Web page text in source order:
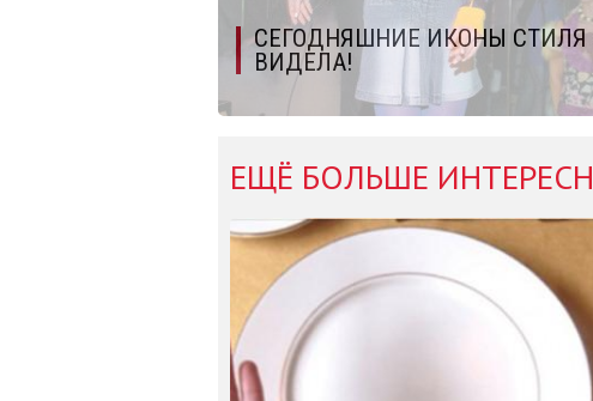
СЕГОДНЯШНИЕ ИКОНЫ
ВИДЕЛА!
ЕЩЁ БОЛЬШЕ